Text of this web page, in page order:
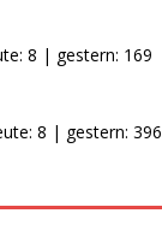
8 | gestern: 169
8 | gestern: 396